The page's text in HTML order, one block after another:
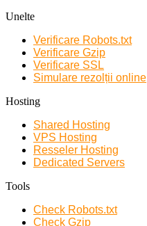
Unelte
Verificare Robots.txt
Verificare Gzip
Verificare SSL
Simulare rezolții online
Hosting
Shared Hosting
VPS Hosting
Resseler Hosting
Dedicated Servers
Tools
Check Robots.txt
Check Gzip